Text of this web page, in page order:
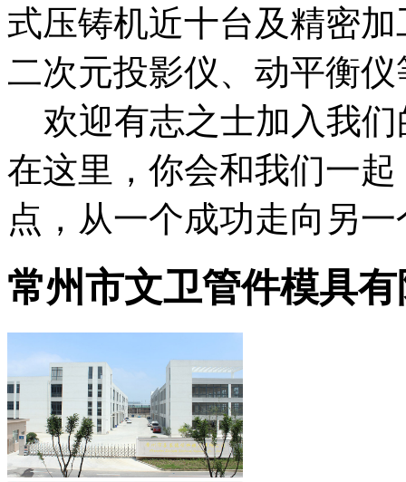
式压铸机近十台及精密
二次元投影仪、动平衡
欢迎有志之士加入我们
在这里，你会和我们一
常州市文卫管件模具